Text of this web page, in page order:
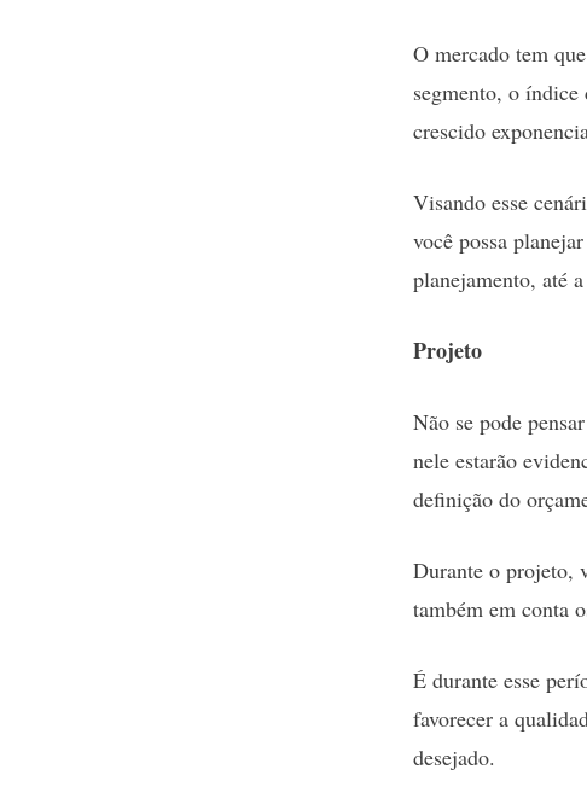
O mercado tem
segmento, o
crescido
Visando esse
você possa
planejamento, até
Projeto
Não se pode
nele estarão
definição do
Durante o projeto,
também em conta
É durante esse
favorecer a
desejado.